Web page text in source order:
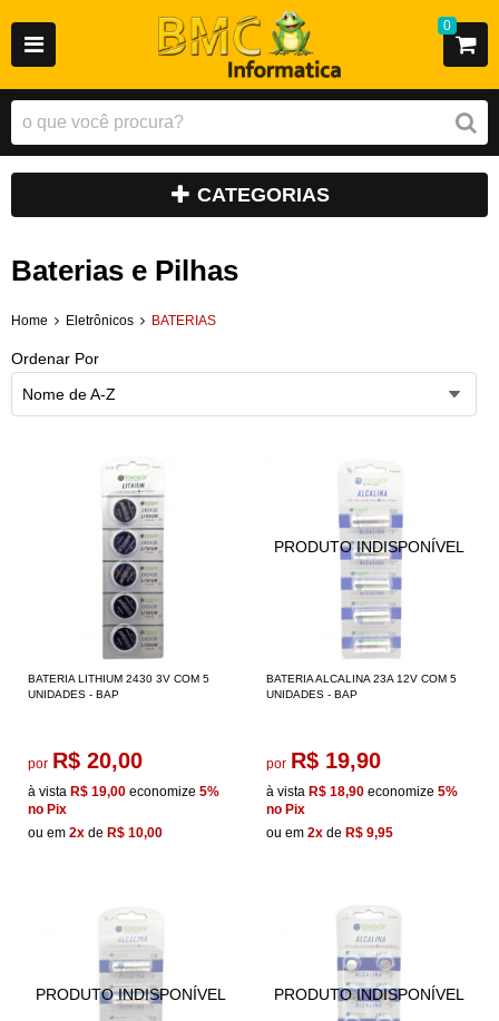
0
CATEGORIAS
Baterias e Pilhas
Home Eletrônicos BATERIAS
Ordenar Por
Nome de A-Z
BATERIA LITHIUM 2430 3V COM 5
UNIDADES - BAP
por R$ 20,00
à vista R$ 19,00 economize 5%
no Pix
ou em 2x de R$ 10,00
BATERIA ALCALINA 23A 12V COM 5
UNIDADES - BAP
por R$ 19,90
à vista R$ 18,90 economize 5%
no Pix
ou em 2x de R$ 9,95